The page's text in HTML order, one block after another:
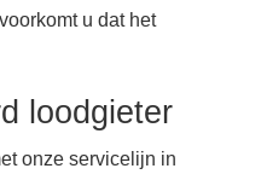
u dat het
loodgieter
onze servicelijn in